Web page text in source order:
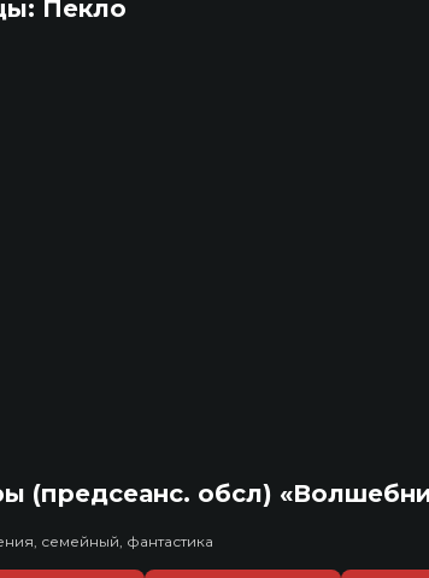
Пекло
(предсеанс. обсл)
семейный, фантастика